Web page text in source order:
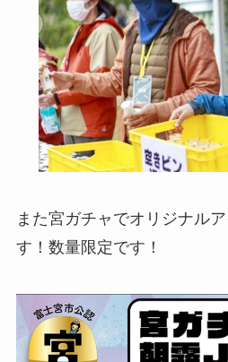
また宮ガチャでオリジナル
す！数量限定です！